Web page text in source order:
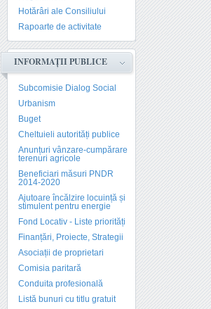
Hotărâri ale Consiliului
Rapoarte de activitate
INFORMAȚII PUBLICE
Subcomisie Dialog Social
Urbanism
Buget
Cheltuieli autorități publice
Anunțuri vânzare-cumpărare
terenuri agricole
Beneficiari măsuri PNDR
2014-2020
Ajutoare încălzire locuință și
stimulent pentru energie
Fond Locativ - Liste priorități
Finanțări, Proiecte, Strategii
Asociații de proprietari
Comisia paritară
Conduita profesională
Listă bunuri cu titlu gratuit